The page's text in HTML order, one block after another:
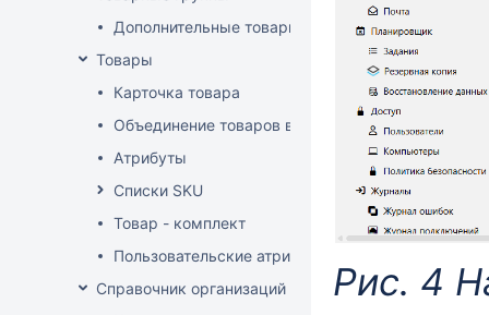
Дополнительные товарные группы
Товары
Карточка товара
Объединение товаров в один (Слияние товаров)
Атрибуты
Списки SKU
Товар - комплект
Пользовательские атрибуты
Справочник организаций
Рис. 4